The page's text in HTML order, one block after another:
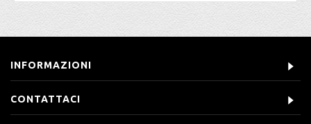
INFORMAZIONI
CONTATTACI